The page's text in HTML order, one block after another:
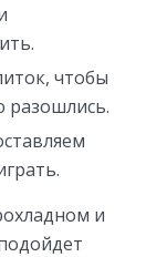
чтобы
разошлись.
и